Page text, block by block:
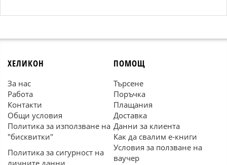
ХЕЛИКОН
За нас
Работа
Контакти
Общи условия
Политика за използване на
"бисквитки"
Политика за сигурност на
личните данни
ПОМОЩ
Търсене
Поръчка
Плащания
Доставка
Данни за клиента
Как да свалим е-книги
Условия за ползване на
ваучер